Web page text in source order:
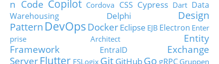
n Code Copilot Cordova CSS Cypress Dart Data
Warehousing
Delphi
Design
Pattern DevOps DockerEclipse EJB Electron Enter
prise Architect
Entity
Framework
EntraID
Exchange
Server Flutter FSLogix Git GitHubGo gRPC Gruppen